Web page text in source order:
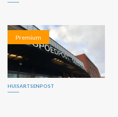
Premium
HUISARTSENPOST